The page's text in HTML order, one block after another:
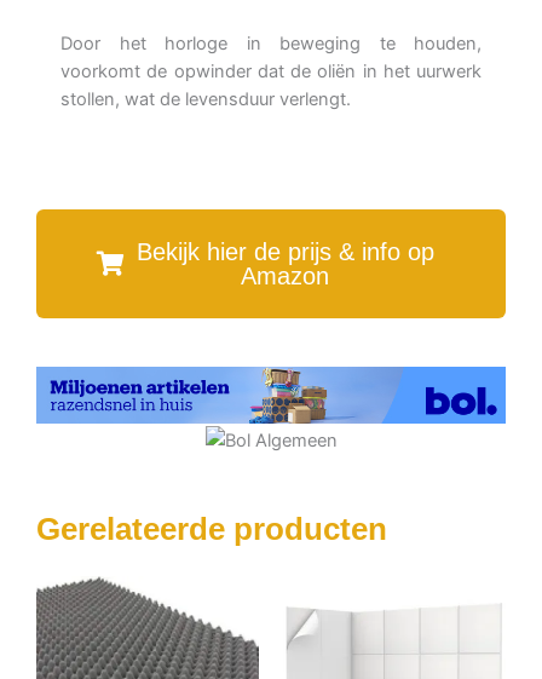
Door het horloge in beweging te houden,
voorkomt de opwinder dat de oliën in het uurwerk
stollen, wat de levensduur verlengt.
Bekijk hier de prijs & info op
Amazon
Gerelateerde producten